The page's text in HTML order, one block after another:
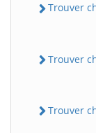
Trouver
Trouver
Trouver